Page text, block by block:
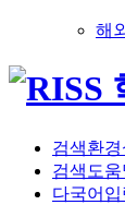
해
검색환경
검색도움
다국어입